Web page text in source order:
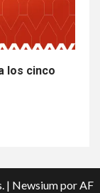
los cinco
| Newsiumpor AF